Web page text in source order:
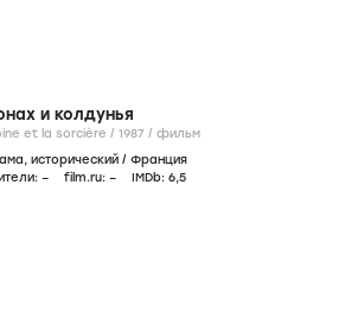
и колдунья
moine et la sorcière / 1987 / фильм
, исторический / Франция
– film.ru: – IMDb: 6,5